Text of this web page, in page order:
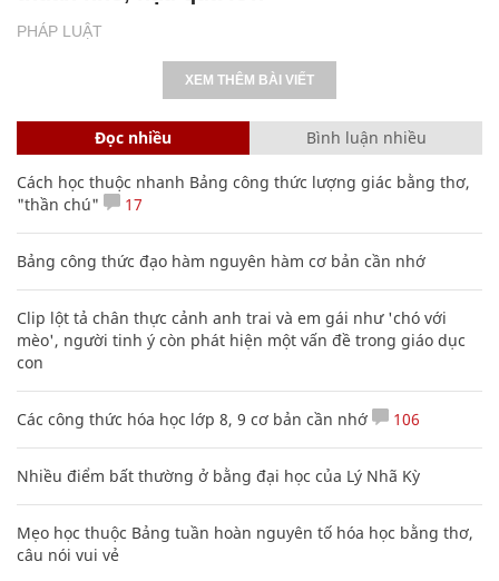
PHÁP LUẬT
XEM THÊM BÀI VIẾT
Đọc nhiều Bình luận nhiều
Cách học thuộc nhanh Bảng công thức lượng giác bằng thơ,
"thần chú"
17
Bảng công thức đạo hàm nguyên hàm cơ bản cần nhớ
Clip lột tả chân thực cảnh anh trai và em gái như 'chó với
mèo', người tinh ý còn phát hiện một vấn đề trong giáo dục
con
Các công thức hóa học lớp 8, 9 cơ bản cần nhớ 106
Nhiều điểm bất thường ở bằng đại học của Lý Nhã Kỳ
Mẹo học thuộc Bảng tuần hoàn nguyên tố hóa học bằng thơ,
câu nói vui vẻ